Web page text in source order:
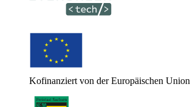
Kofinanziert von der Europäischen Union